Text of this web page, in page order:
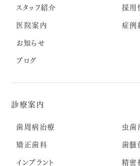
スタッフ紹介
医院案内
採用
症例
お知らせ
ブログ
診療案内
歯周病治療
矯正歯科
インプラント
虫歯
歯髄
精密